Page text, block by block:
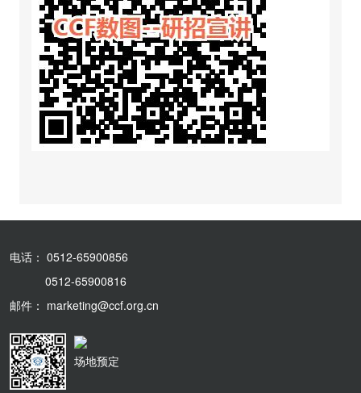
电话： 0512-65900856
0512-65900816
邮件： marketing@ccf.org.cn
场地预定